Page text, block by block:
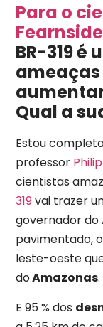
Para o
Fearnside
BR-319 é
Qual a
Estou
professor
cientistas
319vai trazer
governador do
pavimentado,
leste-oeste
doAmazonas.
E 95 % dos